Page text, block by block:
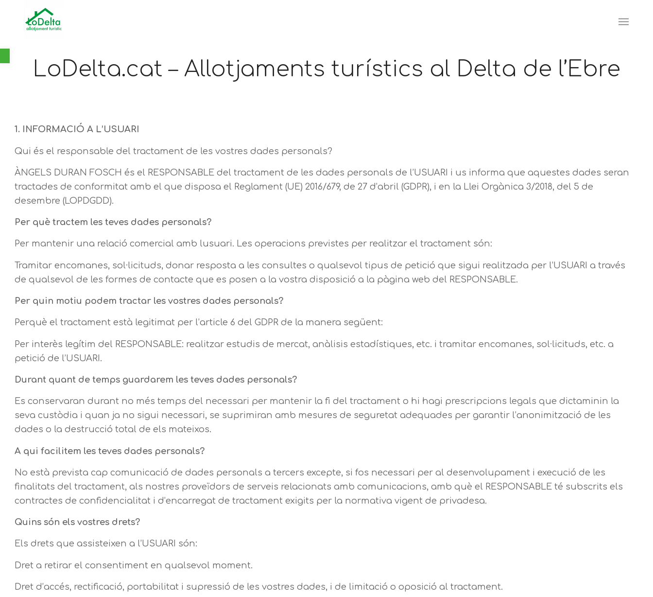
Obre la barra d'eines
LoDelta.cat – Allotjaments turístics al Delta de l’Ebre
1. INFORMACIÓ A L’USUARI
Qui és el responsable del tractament de les vostres dades personals?
ÀNGELS DURAN FOSCH és el RESPONSABLE del tractament de les dades personals de l’USUARI i us informa que aquestes dades seran
tractades de conformitat amb el que disposa el Reglament (UE) 2016/679, de 27 d’abril (GDPR), i en la Llei Orgànica 3/2018, del 5 de
desembre (LOPDGDD).
Per què tractem les teves dades personals?
Per mantenir una relació comercial amb lusuari. Les operacions previstes per realitzar el tractament són:
Tramitar encomanes, sol·licituds, donar resposta a les consultes o qualsevol tipus de petició que sigui realitzada per l’USUARI a través
de qualsevol de les formes de contacte que es posen a la vostra disposició a la pàgina web del RESPONSABLE.
Per quin motiu podem tractar les vostres dades personals?
Perquè el tractament està legitimat per l’article 6 del GDPR de la manera següent:
Per interès legítim del RESPONSABLE: realitzar estudis de mercat, anàlisis estadístiques, etc. i tramitar encomanes, sol·licituds, etc. a
petició de l’USUARI.
Durant quant de temps guardarem les teves dades personals?
Es conservaran durant no més temps del necessari per mantenir la fi del tractament o hi hagi prescripcions legals que dictaminin la
seva custòdia i quan ja no sigui necessari, se suprimiran amb mesures de seguretat adequades per garantir l’anonimització de les
dades o la destrucció total de els mateixos.
A qui facilitem les teves dades personals?
No està prevista cap comunicació de dades personals a tercers excepte, si fos necessari per al desenvolupament i execució de les
finalitats del tractament, als nostres proveïdors de serveis relacionats amb comunicacions, amb què el RESPONSABLE té subscrits els
contractes de confidencialitat i d’encarregat de tractament exigits per la normativa vigent de privadesa.
Quins són els vostres drets?
Els drets que assisteixen a l’USUARI són:
Dret a retirar el consentiment en qualsevol moment.
Dret d’accés, rectificació, portabilitat i supressió de les vostres dades, i de limitació o oposició al tractament.